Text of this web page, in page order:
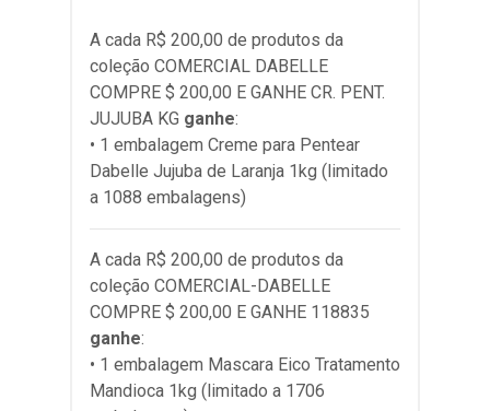
A cada R$ 200,00 de produtos da
coleção COMERCIAL DABELLE
COMPRE $ 200,00 E GANHE CR. PENT.
JUJUBA KG ganhe:
• 1 embalagem Creme para Pentear
Dabelle Jujuba de Laranja 1kg (limitado
a 1088 embalagens)
A cada R$ 200,00 de produtos da
coleção COMERCIAL-DABELLE
COMPRE $ 200,00 E GANHE 118835
ganhe:
• 1 embalagem Mascara Eico Tratamento
Mandioca 1kg (limitado a 1706